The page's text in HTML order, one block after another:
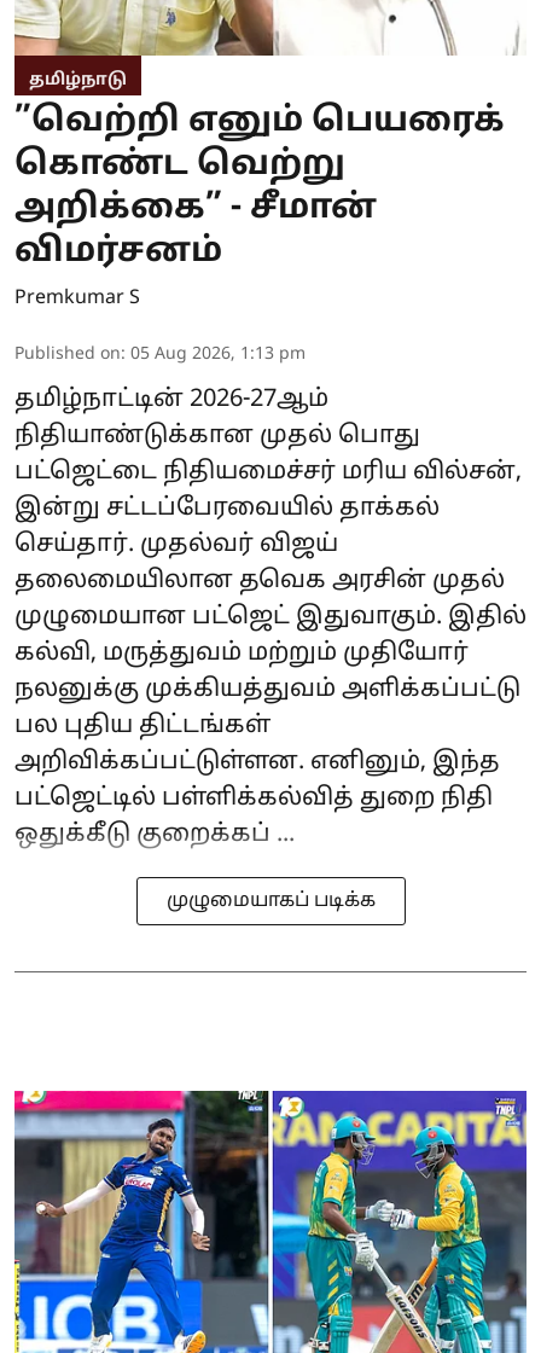
தமிழ்நாடு
”வெற்றி எனும் பெயரைக்
கொண்ட வெற்று
அறிக்கை” - சீமான்
விமர்சனம்
Premkumar S
Published on: 05 Aug 2026, 1:13 pm
தமிழ்நாட்டின் 2026-27ஆம்
நிதியாண்டுக்கான முதல் பொது
பட்ஜெட்டை நிதியமைச்சர் மரிய வில்சன்,
இன்று சட்டப்பேரவையில் தாக்கல்
செய்தார். முதல்வர் விஜய்
தலைமையிலான தவெக அரசின் முதல்
முழுமையான பட்ஜெட் இதுவாகும். இதில்
கல்வி, மருத்துவம் மற்றும் முதியோர்
நலனுக்கு முக்கியத்துவம் அளிக்கப்பட்டு
பல புதிய திட்டங்கள்
அறிவிக்கப்பட்டுள்ளன. எனினும், இந்த
பட்ஜெட்டில் பள்ளிக்கல்வித் துறை நிதி
ஒதுக்கீடு குறைக்கப் ...
முழுமையாகப் படிக்க